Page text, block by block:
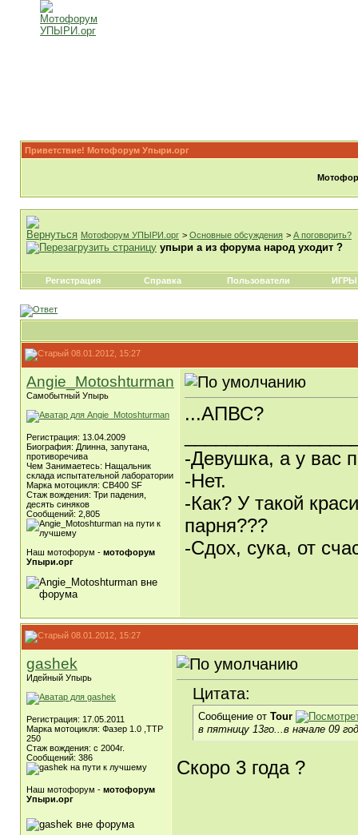
Приветствие! Мотофорум Упыри.орг
Мотофорум УПЫРИ.орг > Основные обсуждения > А поговорить?
упыри а из форума народ уходит ?
Регистрация Справка Пользователи ИГРЫ
08.01.2012, 15:27
Angie_Motoshturman
Самобытный Упырь
Регистрация: 13.04.2009
Биография: Длинна, запутана,
противоречива
Чем Занимаетесь: Нащальник
склада испытательной лаборатории
Марка мотоцикля: CB400 SF
Стаж вождения: Три падения,
десять синяков
Сообщений: 2,805
Наш мотофорум - мотофорум
Упыри.орг
...АПВС?
-Девушка, а у вас
-Нет.
-Как? У такой
парня???
-Сдох, сука, от
08.01.2012, 15:27
gashek
Идейный Упырь
Регистрация: 17.05.2011
Марка мотоцикля: Фазер 1.0 ,ТТР
250
Стаж вождения: с 2004г.
Сообщений: 386
Наш мотофорум - мотофорум
Упыри.орг
Цитата:
Сообщение от Tour
в пятницу 13го...в начале 09
Скоро 3 года ?